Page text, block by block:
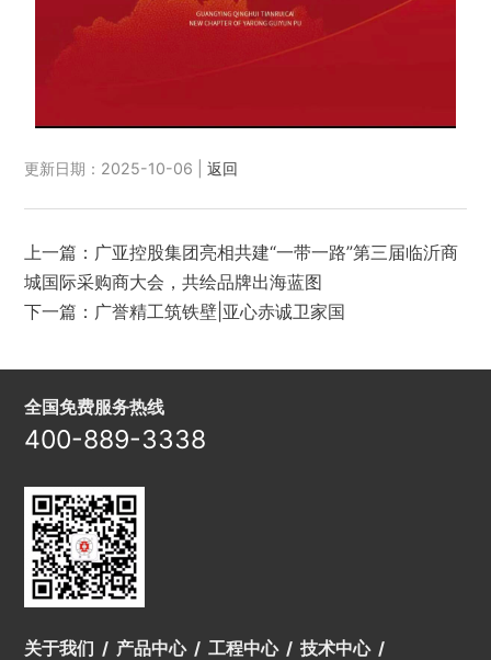
更新日期：2025-10-06 |返回
上一篇： 广亚控股集团亮相共建“一带一路”第三届临沂商
城国际采购商大会，共绘品牌出海蓝图
下一篇： 广誉精工筑铁壁|亚心赤诚卫家国
关于我们 产品中心 工程中心 技术中心
全国免费服务热线
400-889-3338